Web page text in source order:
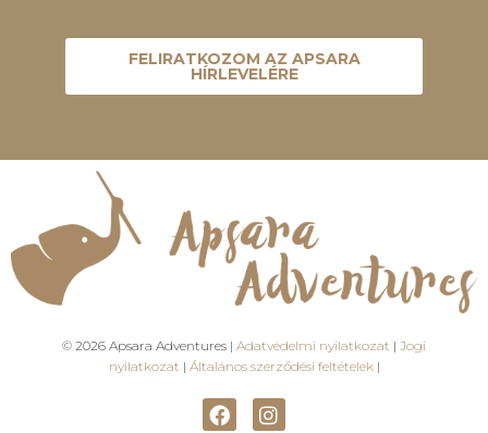
FELIRATKOZOM AZ APSARA
HÍRLEVELÉRE
© 2026 Apsara Adventures | Adatvédelmi nyilatkozat | Jogi
nyilatkozat | Általános szerződési feltételek |